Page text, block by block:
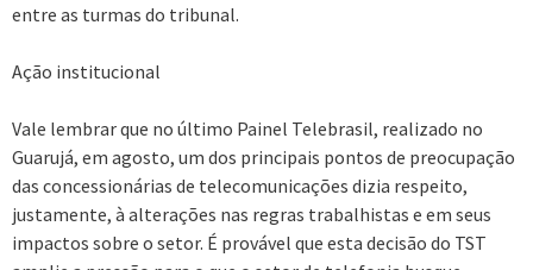
entre as turmas do tribunal.
Ação institucional
Vale lembrar que no último Painel Telebrasil, realizado no
Guarujá, em agosto, um dos principais pontos de preocupação
das concessionárias de telecomunicações dizia respeito,
justamente, à alterações nas regras trabalhistas e em seus
impactos sobre o setor. É provável que esta decisão do TST